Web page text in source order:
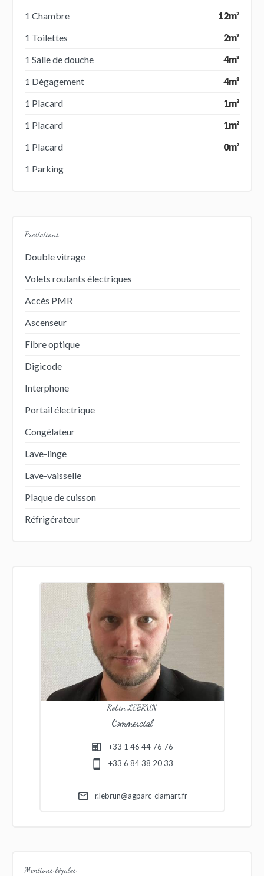
1 Chambre
12m²
1 Toilettes
2m²
1 Salle de douche
4m²
1 Dégagement
4m²
1 Placard
1m²
1 Placard
1m²
1 Placard
0m²
1 Parking
Prestations
Double vitrage
Volets roulants électriques
Accès PMR
Ascenseur
Fibre optique
Digicode
Interphone
Portail électrique
Congélateur
Lave-linge
Lave-vaisselle
Plaque de cuisson
Réfrigérateur
Robin LEBRUN
Commercial
+33 1 46 44 76 76
+33 6 84 38 20 33
r.lebrun@agparc-clamart.fr
Mentions légales